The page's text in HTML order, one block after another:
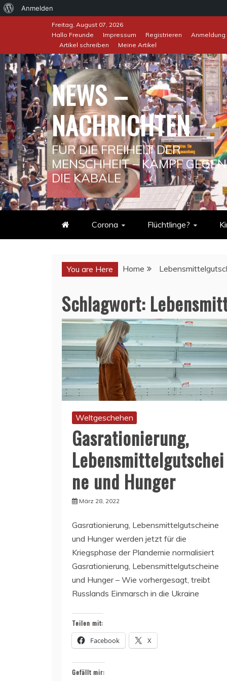
Über
Anmelden
Freitag, August 07, 2026
Hallo Freunde
Impressum Registrieren Anmeldung
Artikel schreiben
Meine Artikel
NEWS –
NACHRICHTEN
FÜR DIE FREIHEIT DER
MENSCHHEIT – KAMPF GEGEN
DIE KABALE
Corona Flüchtlinge?
You are Here Home
Schlagwort:
Weltgeschehen
Gasrationierung,
Lebensmittelgutschei
ne und Hunger
März 28, 2022
Gasrationierung, Lebensmittelgutscheine
und Hunger werden jetzt für die
Kriegsphase der Plandemie normalisiert
Gasrationierung, Lebensmittelgutscheine
und Hunger – Wie vorhergesagt, treibt
Russlands Einmarsch in die Ukraine
Teilen mit:
Facebook X
Gefällt mir: